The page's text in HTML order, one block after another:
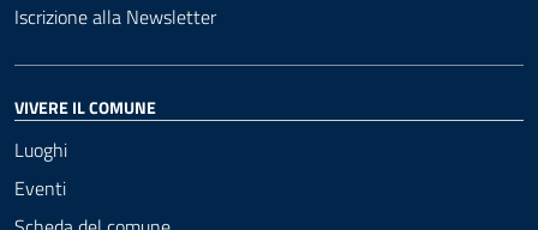
Iscrizione alla Newsletter
VIVERE IL COMUNE
Luoghi
Eventi